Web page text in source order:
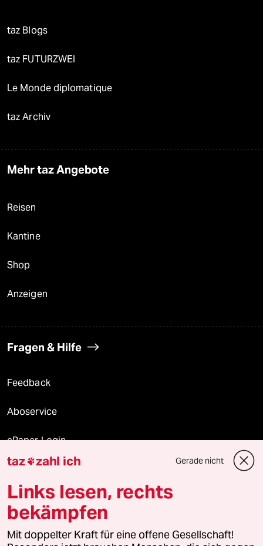
taz Blogs
taz FUTURZWEI
Le Monde diplomatique
taz Archiv
Mehr taz Angebote
Reisen
Kantine
Shop
Anzeigen
Fragen & Hilfe
Feedback
Aboservice
ePaper Login
Downloads für Abonnierende
© 2026 taz Verlags und Vertriebs GmbH
Alle Rechte vorbehalten. Bei rechtlichen Fragen oder für Genehmigungen
wenden Sie sich bitte an
lizenzen@taz.de
taz zahl ich Gerade nicht
Links lesen, rechts
bekämpfen
Mit doppelter Kraft für eine offene Gesellschaft!